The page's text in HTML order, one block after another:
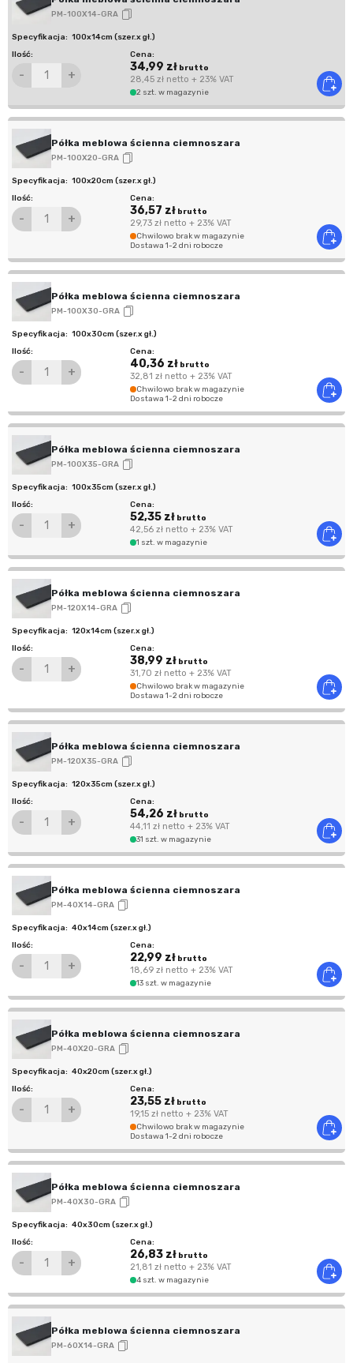
PM-100X14-GRA
100x14cm (szer.x gł.)
- +
34,99 złbrutto
28,45 złnetto + 23% VAT
2 szt. w magazynie
Półka meblowa ścienna ciemnoszara
PM-100X20-GRA
100x20cm (szer.x gł.)
- +
36,57 złbrutto
29,73 złnetto + 23% VAT
Chwilowo brak w magazynie
Dostawa 1-2 dni robocze
Półka meblowa ścienna ciemnoszara
PM-100X30-GRA
100x30cm (szer.x gł.)
- +
40,36 złbrutto
32,81 złnetto + 23% VAT
Chwilowo brak w magazynie
Dostawa 1-2 dni robocze
Półka meblowa ścienna ciemnoszara
PM-100X35-GRA
100x35cm (szer.x gł.)
- +
52,35 złbrutto
42,56 złnetto + 23% VAT
1 szt. w magazynie
Półka meblowa ścienna ciemnoszara
PM-120X14-GRA
120x14cm (szer.x gł.)
- +
38,99 złbrutto
31,70 złnetto + 23% VAT
Chwilowo brak w magazynie
Dostawa 1-2 dni robocze
Półka meblowa ścienna ciemnoszara
PM-120X35-GRA
120x35cm (szer.x gł.)
- +
54,26 złbrutto
44,11 złnetto + 23% VAT
31 szt. w magazynie
Półka meblowa ścienna ciemnoszara
PM-40X14-GRA
40x14cm (szer.x gł.)
- +
22,99 złbrutto
18,69 złnetto + 23% VAT
13 szt. w magazynie
Półka meblowa ścienna ciemnoszara
PM-40X20-GRA
40x20cm (szer.x gł.)
- +
23,55 złbrutto
19,15 złnetto + 23% VAT
Chwilowo brak w magazynie
Dostawa 1-2 dni robocze
Półka meblowa ścienna ciemnoszara
PM-40X30-GRA
40x30cm (szer.x gł.)
- +
26,83 złbrutto
21,81 złnetto + 23% VAT
4 szt. w magazynie
Półka meblowa ścienna ciemnoszara
PM-60X14-GRA